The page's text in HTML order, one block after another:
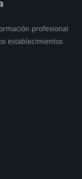
profesional
establecimientos